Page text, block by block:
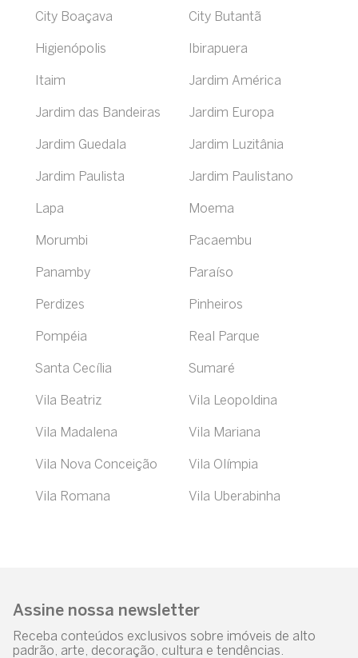
City Boaçava City Butantã
Higienópolis Ibirapuera
Itaim Jardim América
Jardim das Bandeiras Jardim Europa
Jardim Guedala Jardim Luzitânia
Jardim Paulista Jardim Paulistano
Lapa Moema
Morumbi Pacaembu
Panamby Paraíso
Perdizes Pinheiros
Pompéia Real Parque
Santa Cecília Sumaré
Vila Beatriz Vila Leopoldina
Vila Madalena Vila Mariana
Vila Nova Conceição Vila Olímpia
Vila Romana Vila Uberabinha
Assine nossa newsletter
Receba conteúdos exclusivos sobre imóveis de alto
padrão, arte, decoração, cultura e tendências.